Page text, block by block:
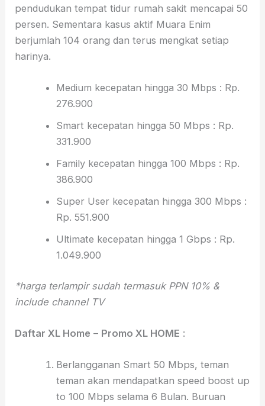
pendudukan tempat tidur rumah sakit mencapai 50
persen. Sementara kasus aktif Muara Enim
berjumlah 104 orang dan terus mengkat setiap
harinya.
Medium kecepatan hingga 30 Mbps : Rp.
276.900
Smart kecepatan hingga 50 Mbps : Rp.
331.900
Family kecepatan hingga 100 Mbps : Rp.
386.900
Super User kecepatan hingga 300 Mbps :
Rp. 551.900
Ultimate kecepatan hingga 1 Gbps : Rp.
1.049.900
*harga terlampir sudah termasuk PPN 10% &
include channel TV
Daftar XL Home – Promo XL HOME :
Berlangganan Smart 50 Mbps, teman
teman akan mendapatkan speed boost up
to 100 Mbps selama 6 Bulan. Buruan